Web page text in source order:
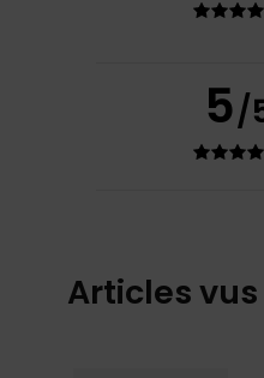
5/
Articles